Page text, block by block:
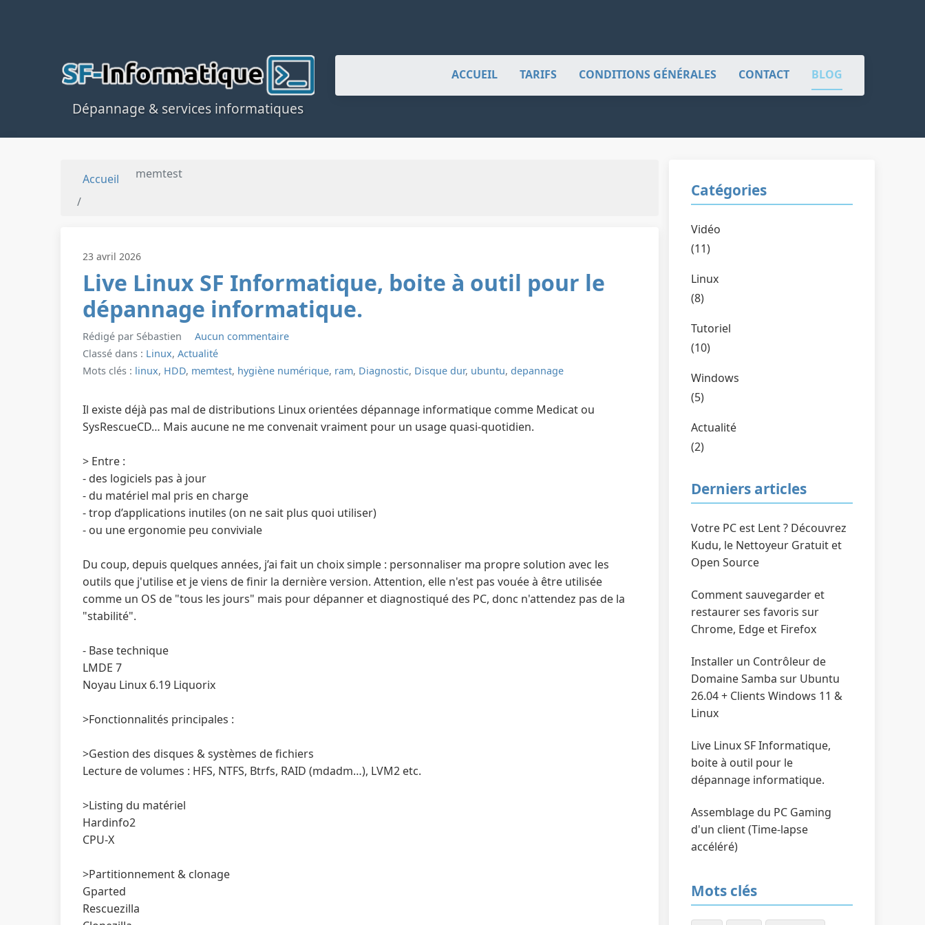
Dépannage & services informatiques
ACCUEIL TARIFS CONDITIONS GÉNÉRALES CONTACT BLOG
Accueil memtest
23 avril 2026
Live Linux SF Informatique, boite à outil pour le
dépannage informatique.
Rédigé par Sébastien
Aucun commentaire
Classé dans : Linux, Actualité
Mots clés : linux, HDD, memtest, hygiène numérique, ram, Diagnostic, Disque dur, ubuntu, depannage
Il existe déjà pas mal de distributions Linux orientées dépannage informatique comme Medicat ou
SysRescueCD… Mais aucune ne me convenait vraiment pour un usage quasi-quotidien.
> Entre :
- des logiciels pas à jour
- du matériel mal pris en charge
- trop d’applications inutiles (on ne sait plus quoi utiliser)
- ou une ergonomie peu conviviale
Du coup, depuis quelques années, j’ai fait un choix simple : personnaliser ma propre solution avec les
outils que j'utilise et je viens de finir la dernière version. Attention, elle n'est pas vouée à être utilisée
comme un OS de "tous les jours" mais pour dépanner et diagnostiqué des PC, donc n'attendez pas de la
"stabilité".
- Base technique
LMDE 7
Noyau Linux 6.19 Liquorix
>Fonctionnalités principales :
>Gestion des disques & systèmes de fichiers
Lecture de volumes : HFS, NTFS, Btrfs, RAID (mdadm…), LVM2 etc.
>Listing du matériel
Hardinfo2
CPU-X
>Partitionnement & clonage
Gparted
Rescuezilla
Catégories
Vidéo
(11)
Linux
(8)
Tutoriel
(10)
Windows
(5)
Actualité
(2)
Derniers articles
Votre PC est Lent ? Découvrez
Kudu, le Nettoyeur Gratuit et
Open Source
Comment sauvegarder et
restaurer ses favoris sur
Chrome, Edge et Firefox
Installer un Contrôleur de
Domaine Samba sur Ubuntu
26.04 + Clients Windows 11 &
Linux
Live Linux SF Informatique,
boite à outil pour le
dépannage informatique.
Assemblage du PC Gaming
d'un client (Time-lapse
accéléré)
Mots clés